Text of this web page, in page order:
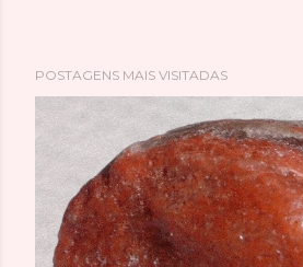
POSTAGENS MAIS VISITADAS